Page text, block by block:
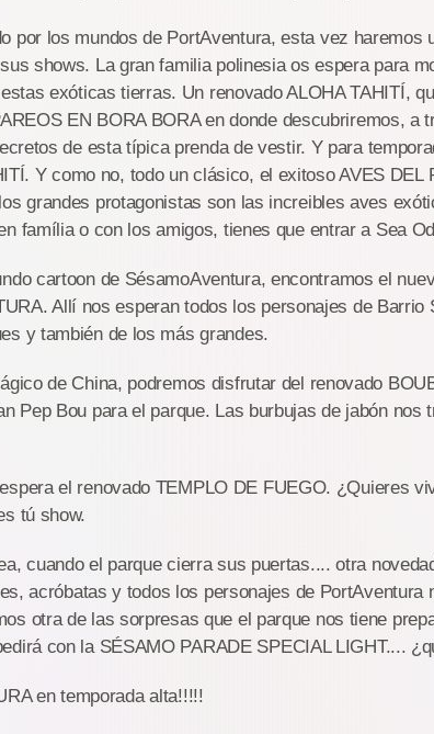
por los mundos de PortAventura, esta vez haremos
shows. La gran familia polinesia os espera para
exóticas tierras. Un renovado ALOHA TAHITÍ,
EN BORA BORA en donde descubriremos, a
de esta típica prenda de vestir. Y para
Y como no, todo un clásico, el exitoso AVES DEL
grandes protagonistas son las increibles aves
família o con los amigos, tienes que entrar a Sea
cartoon de SésamoAventura, encontramos el
Allí nos esperan todos los personajes de Barrio
y también de los más grandes.
de China, podremos disfrutar del renovado
Pep Bou para el parque. Las burbujas de jabón nos
el renovado TEMPLO DE FUEGO. ¿Quieres
tú show.
cuando el parque cierra sus puertas.... otra
acróbatas y todos los personajes de PortAventura
otra de las sorpresas que el parque nos tiene
con la SÉSAMO PARADE SPECIAL LIGHT....
en temporada alta!!!!!